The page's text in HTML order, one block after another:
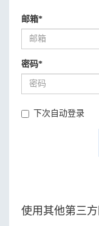
邮箱*
密码*
下次自动登录
使用其他第三